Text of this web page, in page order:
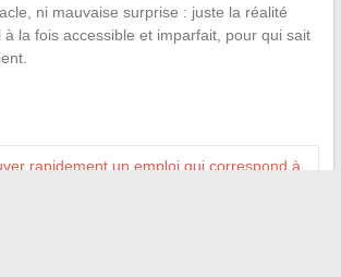
ni mauvaise surprise : juste la réalité
à la fois accessible et imparfait, pour qui sait
rapidement un emploi qui correspond à